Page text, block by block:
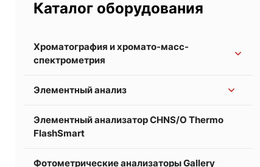
Каталог оборудования
Хроматография и хромато-масс-
спектрометрия
Жидкостная хроматография
Ионная хроматография
Масс-детекторы для неорганических
Элементный анализ
Атомно-абсорбционные спектрометры серии iCE
3000
индукционно-связанно плазмой серии iCAP PRO
Элементный анализатор CHNS/O Thermo
FlashSmart
Фотометрические анализаторы Gallery